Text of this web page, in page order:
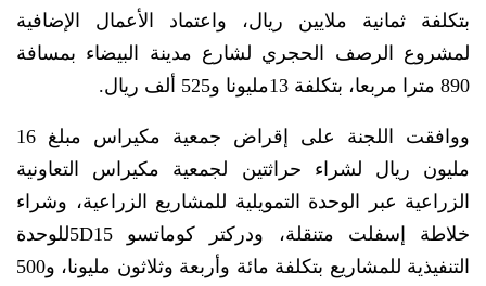
بتكلفة ثمانية ملايين ريال، واعتماد الأعمال الإضافية
لمشروع الرصف الحجري لشارع مدينة البيضاء بمسافة
890 مترا مربعا، بتكلفة 13مليونا و525 ألف ريال.
ووافقت اللجنة على إقراض جمعية مكيراس مبلغ 16
مليون ريال لشراء حراثتين لجمعية مكيراس التعاونية
الزراعية عبر الوحدة التمويلية للمشاريع الزراعية، وشراء
خلاطة إسفلت متنقلة، ودركتر كوماتسو 5D15للوحدة
التنفيذية للمشاريع بتكلفة مائة وأربعة وثلاثون مليونا، و500